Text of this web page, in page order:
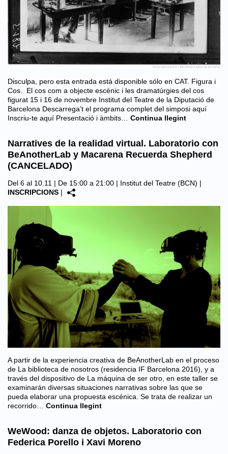
Disculpa, pero esta entrada está disponible sólo en CAT. Figura i
Cos. El cos com a objecte escènic i les dramatúrgies del cos
figurat 15 i 16 de novembre Institut del Teatre de la Diputació de
Barcelona Descarrega’t el programa complet del simposi aquí
Inscriu-te aquí Presentació i àmbits… Continua llegint
Narratives de la realidad virtual. Laboratorio con
BeAnotherLab y Macarena Recuerda Shepherd
(CANCELADO)
Del 6 al 10.11 | De 15:00 a 21:00 | Institut del Teatre (BCN) |
INSCRIPCIONS |
A partir de la experiencia creativa de BeAnotherLab en el proceso
de La biblioteca de nosotros (residencia IF Barcelona 2016), y a
través del dispositivo de La máquina de ser otro, en este taller se
examinarán diversas situaciones narrativas sobre las que se
pueda elaborar una propuesta escénica. Se trata de realizar un
recorrido…
Continua llegint
WeWood: danza de objetos. Laboratorio con
Federica Porello i Xavi Moreno